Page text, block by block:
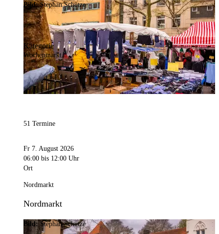
Bild:Stephan Schütze
Kategorie
Wochenmarkt
51 Termine
Fr 7. August 2026
06:00 bis 12:00 Uhr
Ort
Nordmarkt
Nordmarkt
Bild:Stephan Schütze